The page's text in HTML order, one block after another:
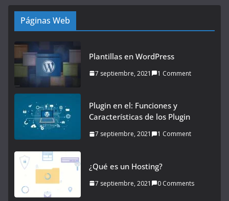
Páginas Web
Plantillas en WordPress
7 septiembre, 2021 1 Comment
Plugin en el: Funciones y
Características de los Plugin
7 septiembre, 2021 1 Comment
¿Qué es un Hosting?
7 septiembre, 2021 0 Comments